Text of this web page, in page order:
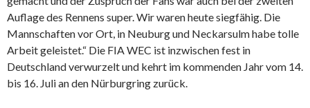
Auflage des Rennens super. Wir waren heute siegfähig. Die
Mannschaften vor Ort, in Neuburg und Neckarsulm habe tolle
Arbeit geleistet.“ Die FIA WEC ist inzwischen fest in
Deutschland verwurzelt und kehrt im kommenden Jahr vom 14.
bis 16. Juli an den Nürburgring zurück.